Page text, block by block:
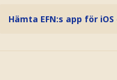
Hämta EFN:s app för